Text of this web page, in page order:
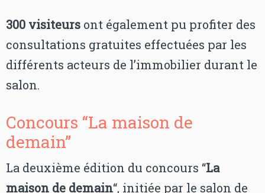
300 visiteurs ont également pu profiter des
consultations gratuites effectuées par les
différents acteurs de l’immobilier durant le
salon.
Concours “La maison de
demain”
La deuxième édition du concours “La
maison de demain“, initiée par le salon de